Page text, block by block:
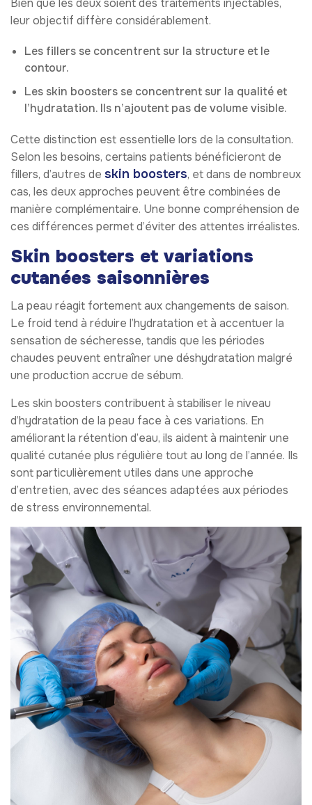
Bien que les deux soient des traitements injectables,
leur objectif diffère considérablement.
Les fillers se concentrent sur la structure et le
contour.
Les skin boosters se concentrent sur la qualité et
l’hydratation. Ils n’ajoutent pas de volume visible.
Cette distinction est essentielle lors de la consultation.
Selon les besoins, certains patients bénéficieront de
fillers, d’autres de skin boosters, et dans de nombreux
cas, les deux approches peuvent être combinées de
manière complémentaire. Une bonne compréhension de
ces différences permet d’éviter des attentes irréalistes.
Skin boosters et variations
cutanées saisonnières
La peau réagit fortement aux changements de saison.
Le froid tend à réduire l’hydratation et à accentuer la
sensation de sécheresse, tandis que les périodes
chaudes peuvent entraîner une déshydratation malgré
une production accrue de sébum.
Les skin boosters contribuent à stabiliser le niveau
d’hydratation de la peau face à ces variations. En
améliorant la rétention d’eau, ils aident à maintenir une
qualité cutanée plus régulière tout au long de l’année. Ils
sont particulièrement utiles dans une approche
d’entretien, avec des séances adaptées aux périodes
de stress environnemental.